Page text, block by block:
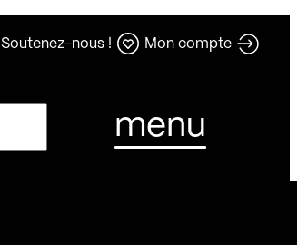
Soutenez-nous ! Mon compte
menu